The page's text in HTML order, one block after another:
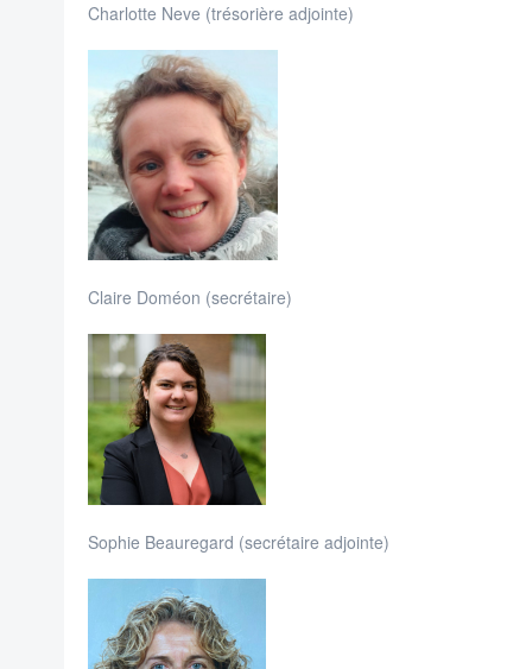
Charlotte Neve (trésorière adjointe)
Claire Doméon (secrétaire)
Sophie Beauregard (secrétaire adjointe)